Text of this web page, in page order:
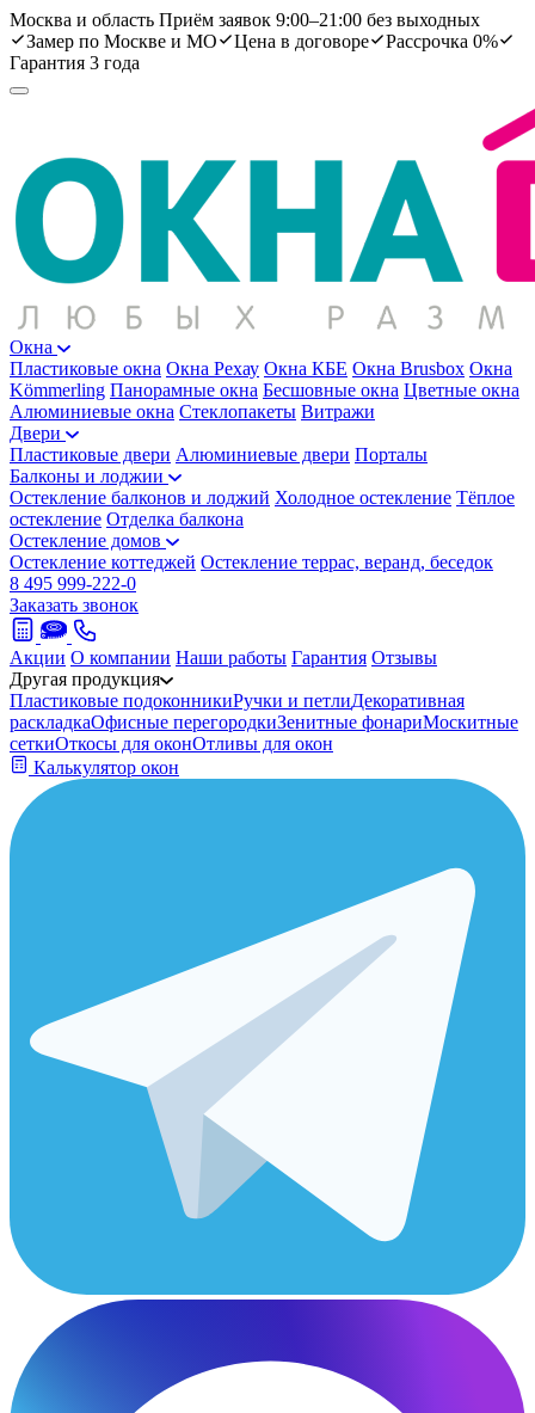
Москва и область Приём заявок 9:00–21:00 без выходных
Замер по Москве и МО
Цена в договоре
Рассрочка 0%
Гарантия 3 года
Окна
Пластиковые окна Окна Рехау Окна КБЕ Окна Brusbox Окна
Kömmerling Панорамные окна Бесшовные окна Цветные окна
Алюминиевые окна Стеклопакеты Витражи
Двери
Пластиковые двери Алюминиевые двери Порталы
Балконы и лоджии
Остекление балконов и лоджий Холодное остекление Тёплое
остекление Отделка балкона
Остекление домов
Остекление коттеджей Остекление террас, веранд, беседок
8 495 999-222-0
Заказать звонок
Акции О компании Наши работы Гарантия Отзывы
Другая продукция
Пластиковые подоконникиРучки и петлиДекоративная
раскладкаОфисные перегородкиЗенитные фонариМоскитные
сеткиОткосы для оконОтливы для окон
Калькулятор окон